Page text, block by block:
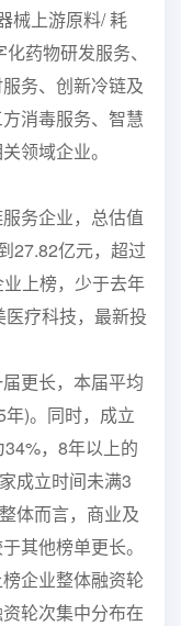
械上游原料/ 耗
药物研发服务、
务、创新冷链及
消毒服务、智慧
领域企业。
务企业，总估值
27.82亿元，超过
上榜，少于去年
疗科技，最新投
更长，本届平均
)。同时，成立
，8年以上的
成立时间未满3
体而言，商业及
其他榜单更长。
企业整体融资轮
轮次集中分布在